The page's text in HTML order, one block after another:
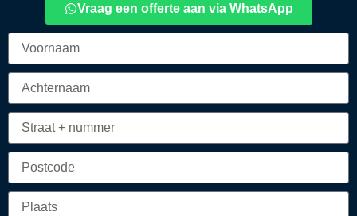
Vraag een offerte aan via WhatsApp